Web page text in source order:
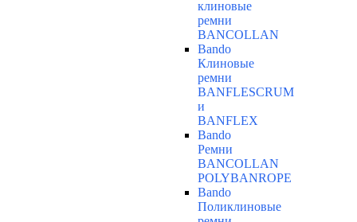
клиновые
ремни
BANCOLLAN
Bando
Клиновые
ремни
BANFLESCRUM
и
BANFLEX
Bando
Ремни
BANCOLLAN
POLYBANROPE
Bando
Поликлиновые